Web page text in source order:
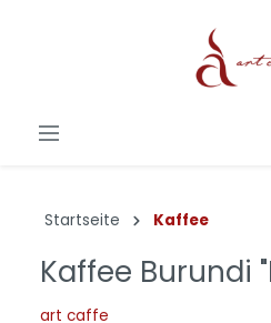
Startseite Kaffee
Kaffee Burundi
art caffe